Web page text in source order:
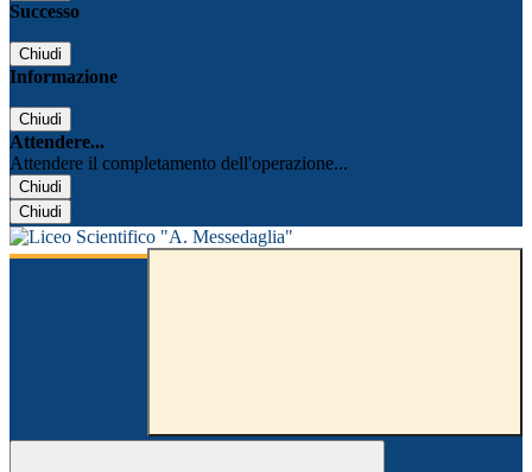
Successo
Chiudi
Informazione
Chiudi
Attendere...
Attendere il completamento dell'operazione...
Chiudi
Chiudi